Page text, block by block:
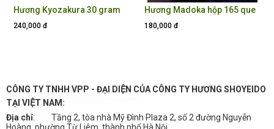
Hương Kyozakura 30 gram
240,000 đ
Hương Madoka hộp 165 que
180,000 đ
CÔNG TY TNHH VPP - ĐẠI DIỆN CỦA CÔNG TY HƯƠNG SHOYEIDO
TẠI VIỆT NAM:
Địa chỉ: Tầng 2, tòa nhà Mỹ Đình Plaza 2, số 2 đường Nguyễn
Hoàng, phường Từ Liêm, thành phố Hà Nội